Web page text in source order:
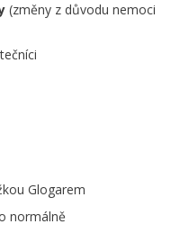
(změny z důvodu nemoci
Glogarem
normálně